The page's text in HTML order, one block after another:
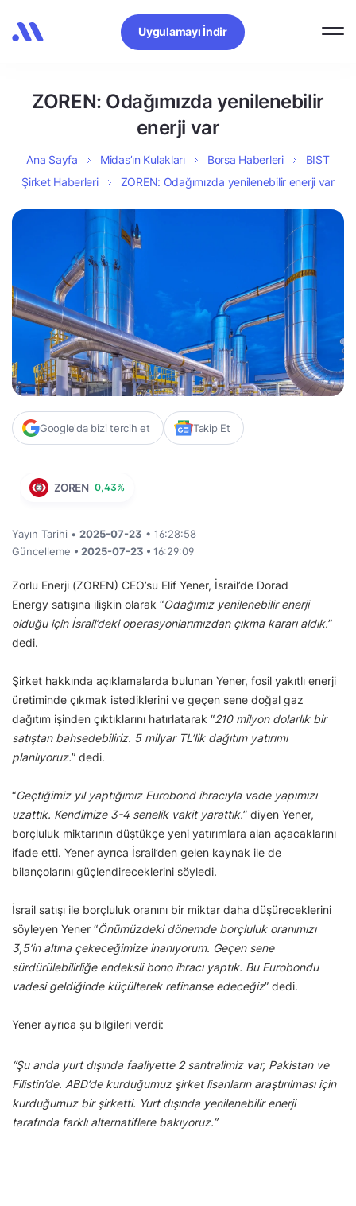
Uygulamayı İndir
ZOREN: Odağımızda yenilenebilir
enerji var
Ana Sayfa Midas’ın Kulakları Borsa Haberleri
BIST
Şirket Haberleri
ZOREN: Odağımızda yenilenebilir enerji var
Google'da bizi tercih et Takip Et
ZOREN 0,43%
Yayın Tarihi • 2025-07-23 • 16:28:58
Güncelleme • 2025-07-23 • 16:29:09
Zorlu Enerji (ZOREN) CEO’su Elif Yener, İsrail’de Dorad
Energy satışına ilişkin olarak “Odağımız yenilenebilir enerji
olduğu için İsrail’deki operasyonlarımızdan çıkma kararı aldık.”
dedi.
Şirket hakkında açıklamalarda bulunan Yener, fosil yakıtlı enerji
üretiminde çıkmak istediklerini ve geçen sene doğal gaz
dağıtım işinden çıktıklarını hatırlatarak “210 milyon dolarlık bir
satıştan bahsedebiliriz. 5 milyar TL’lik dağıtım yatırımı
planlıyoruz.” dedi.
“Geçtiğimiz yıl yaptığımız Eurobond ihracıyla vade yapımızı
uzattık. Kendimize 3-4 senelik vakit yarattık.” diyen Yener,
borçluluk miktarının düştükçe yeni yatırımlara alan açacaklarını
ifade etti. Yener ayrıca İsrail’den gelen kaynak ile de
bilançolarını güçlendireceklerini söyledi.
İsrail satışı ile borçluluk oranını bir miktar daha düşüreceklerini
söyleyen Yener “Önümüzdeki dönemde borçluluk oranımızı
3,5’in altına çekeceğimize inanıyorum. Geçen sene
sürdürülebilirliğe endeksli bono ihracı yaptık. Bu Eurobondu
vadesi geldiğinde küçülterek refinanse edeceğiz” dedi.
Yener ayrıca şu bilgileri verdi:
“Şu anda yurt dışında faaliyette 2 santralimiz var, Pakistan ve
Filistin’de. ABD’de kurduğumuz şirket lisanların araştırılması için
kurduğumuz bir şirketti. Yurt dışında yenilenebilir enerji
tarafında farklı alternatiflere bakıyoruz.”